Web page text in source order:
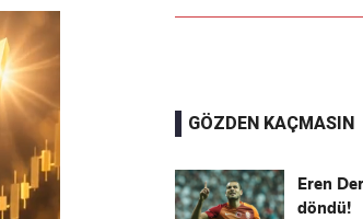
GÖZDEN KAÇMASIN
Eren
döndü!